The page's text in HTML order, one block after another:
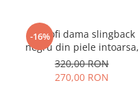
-16%
Pantofi dama slingback
negru din piele intoarsa,
varf patrat, toc 4 cm
320,00 RON
270,00 RON